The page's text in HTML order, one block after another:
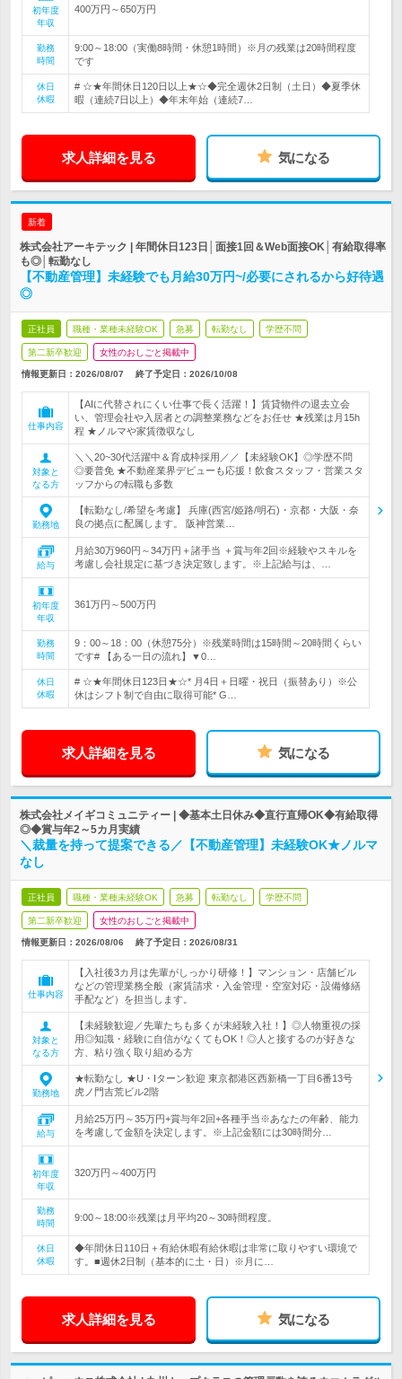
初年度
年収
400万円～650万円
勤務
時間
9:00～18:00（実働8時間・休憩1時間）※月の残業は20時間程度
です
休日
休暇
# ☆★年間休日120日以上★☆◆完全週休2日制（土日）◆夏季休
暇（連続7日以上）◆年末年始（連続7…
求人詳細を見る 気になる
新着
株式会社アーキテック | 年間休日123日│面接1回＆Web面接OK│有給取得率
も◎│転勤なし
【不動産管理】未経験でも月給30万円~/必要にされるから好待遇
◎
正社員 職種・業種未経験OK 急募 転勤なし 学歴不問
第二新卒歓迎 女性のおしごと掲載中
情報更新日：2026/08/07 終了予定日： 2026/10/08
仕事内容
【AIに代替されにくい仕事で長く活躍！】賃貸物件の退去立会
い、管理会社や入居者との調整業務などをお任せ ★残業は月15h
程 ★ノルマや家賃徴収なし
対象と
なる方
＼＼20~30代活躍中＆育成枠採用／／【未経験OK】◎学歴不問
◎要普免 ★不動産業界デビューも応援！飲食スタッフ・営業スタ
ッフからの転職も多数
勤務地
【転勤なし/希望を考慮】 兵庫(西宮/姫路/明石)・京都・大阪・奈
良の拠点に配属します。 阪神営業…
給与
月給30万960円～34万円＋諸手当 ＋賞与年2回※経験やスキルを
考慮し会社規定に基づき決定致します。※上記給与は、…
初年度
年収
361万円～500万円
勤務
時間
9：00～18：00（休憩75分）※残業時間は15時間～20時間くらい
です# 【ある一日の流れ】▼0…
休日
休暇
# ☆★年間休日123日★☆* 月4日＋日曜・祝日（振替あり）※公
休はシフト制で自由に取得可能* G…
求人詳細を見る 気になる
株式会社メイギコミュニティー | ◆基本土日休み◆直行直帰OK◆有給取得
◎◆賞与年2～5カ月実績
＼裁量を持って提案できる／【不動産管理】未経験OK★ノルマ
なし
正社員 職種・業種未経験OK 急募 転勤なし 学歴不問
第二新卒歓迎 女性のおしごと掲載中
情報更新日：2026/08/06 終了予定日： 2026/08/31
仕事内容
【入社後3カ月は先輩がしっかり研修！】マンション・店舗ビル
などの管理業務全般（家賃請求・入金管理・空室対応・設備修繕
手配など）を担当します。
対象と
なる方
【未経験歓迎／先輩たちも多くが未経験入社！】◎人物重視の採
用◎知識・経験に自信がなくてもOK！◎人と接するのが好きな
方、粘り強く取り組める方
勤務地
★転勤なし ★U・Iターン歓迎 東京都港区西新橋一丁目6番13号
虎ノ門吉荒ビル2階
給与
月給25万円～35万円+賞与年2回+各種手当※あなたの年齢、能力
を考慮して金額を決定します。※上記金額には30時間分…
初年度
年収
320万円～400万円
勤務
時間
9:00～18:00※残業は月平均20～30時間程度。
休日
休暇
◆年間休日110日＋有給休暇有給休暇は非常に取りやすい環境で
す。■週休2日制（基本的に土・日）※月に…
求人詳細を見る 気になる